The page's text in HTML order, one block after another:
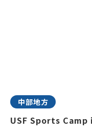
中部地方
USF Sports